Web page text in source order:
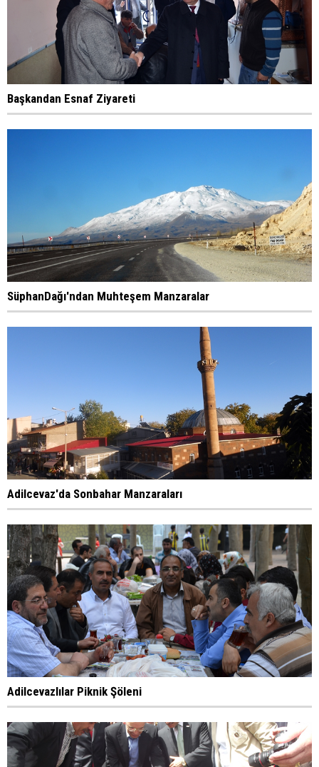
Başkandan Esnaf Ziyareti
SüphanDağı'ndan Muhteşem Manzaralar
Adilcevaz'da Sonbahar Manzaraları
Adilcevazlılar Piknik Şöleni